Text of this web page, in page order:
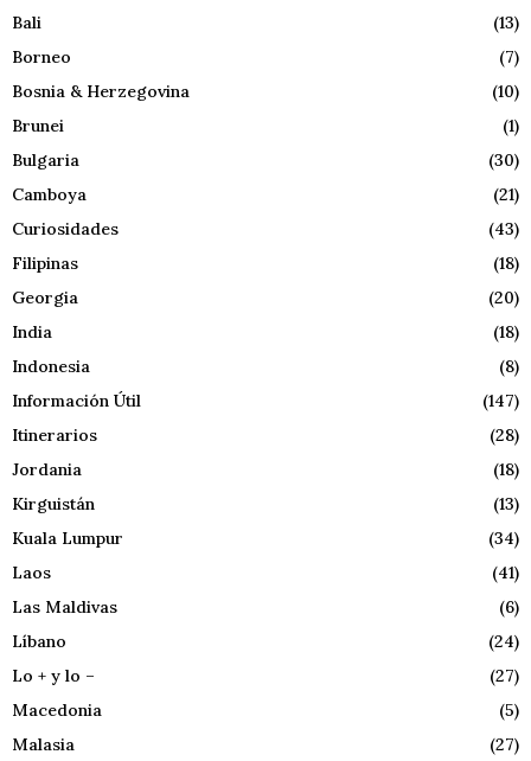
Bali
(13)
Borneo
(7)
Bosnia & Herzegovina
(10)
Brunei
(1)
Bulgaria
(30)
Camboya
(21)
Curiosidades
(43)
Filipinas
(18)
Georgia
(20)
India
(18)
Indonesia
(8)
Información Útil
(147)
Itinerarios
(28)
Jordania
(18)
Kirguistán
(13)
Kuala Lumpur
(34)
Laos
(41)
Las Maldivas
(6)
Líbano
(24)
Lo + y lo –
(27)
Macedonia
(5)
Malasia
(27)